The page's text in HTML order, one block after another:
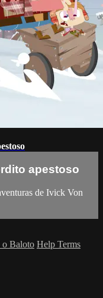
apestoso
de Ivick Von
o Baloto Help Terms